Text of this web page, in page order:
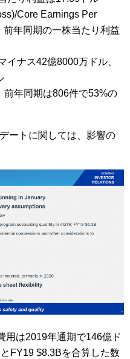
Core Earnings Per
年同期の一株当たり利益
イナス42億8000万ドル、
前年同期は806件で53%の
ートに関しては、影響の
用は2019年通期で146億ド
FY19 $8.3Bを合算した数